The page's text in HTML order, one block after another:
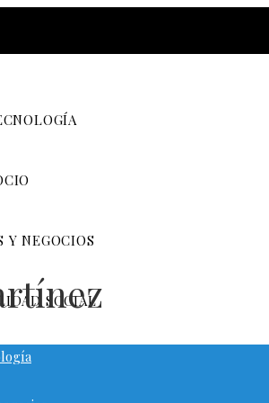
Y NEGOCIOS
SOCIAL